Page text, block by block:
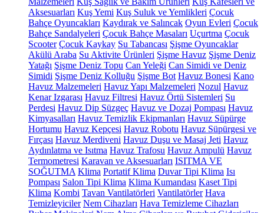
Aksesuarları Kuş Yemi Kuş Suluk ve Yemlikleri Çocuk
Bahçe Oyuncakları Kaydırak ve Salıncak Oyun Evleri Çocuk
Bahçe Sandalyeleri Çocuk Bahçe Masaları Uçurtma Çocuk
Scooter Çocuk Kaykay Su Tabancası Şişme Oyuncaklar
Akülü Araba Su Aktivite Ürünleri Şişme Havuz Şişme Deniz
Yatağı Şişme Deniz Topu Can Yeleği Can Simidi ve Deniz
Simidi Şişme Deniz Kolluğu Şişme Bot Havuz Bonesi Kano
Havuz Malzemeleri Havuz Yapı Malzemeleri Nozul Havuz
Kenar Izgarası Havuz Filtresi Havuz Örtü Sistemleri Su
Perdesi Havuz Dip Süzgeç Havuz ve Dozaj Pompası Havuz
Kimyasalları Havuz Temizlik Ekipmanları Havuz Süpürge
Hortumu Havuz Kepçesi Havuz Robotu Havuz Süpürgesi ve
Fırçası Havuz Merdiveni Havuz Duşu ve Masaj Jeti Havuz
Aydınlatma ve Isıtma Havuz Trafosu Havuz Ampulü Havuz
Termometresi Karavan ve Aksesuarları ISITMA VE
SOĞUTMA Klima Portatif Klima Duvar Tipi Klima Isı
Pompası Salon Tipi Klima Klima Kumandası Kaset Tipi
Klima Kombi Tavan Vantilatörleri Vantilatörler Hava
Temizleyiciler Nem Cihazları Hava Temizleme Cihazları